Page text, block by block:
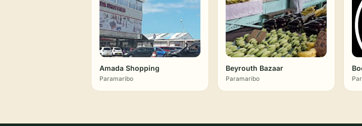
Amada Shopping
Paramaribo
Beyrouth Bazaar
Paramaribo